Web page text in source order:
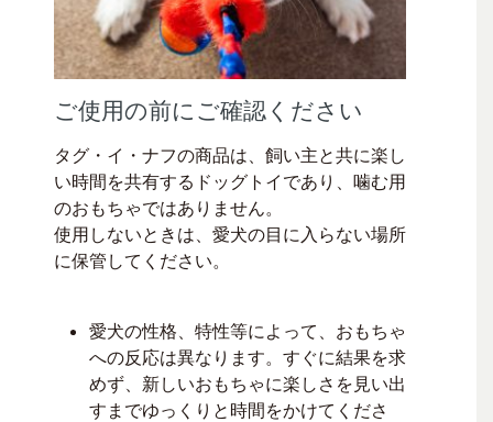
ご使用の前にご確認ください
タグ・イ・ナフの商品は、飼い主と共に楽し
い時間を共有するドッグトイであり、噛む用
のおもちゃではありません。
使用しないときは、愛犬の目に入らない場所
に保管してください。
愛犬の性格、特性等によって、おもちゃ
への反応は異なります。すぐに結果を求
めず、新しいおもちゃに楽しさを見い出
すまでゆっくりと時間をかけてくださ